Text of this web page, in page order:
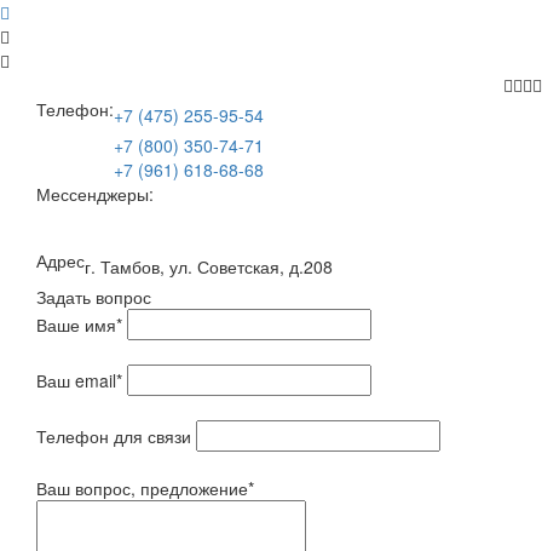
Телефон:+7 (475) 255-95-54
+7 (800) 350-74-71
+7 (961) 618-68-68
Мессенджеры:
Адресг. Тамбов, ул. Советская, д.208
Задать вопрос
Ваше имя*
Ваш email*
Телефон для связи
Ваш вопрос, предложение*